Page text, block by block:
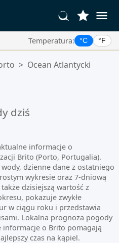
Temperatura: °C °F
> Ocean Atlantycki
dziś
informacje o
Brito (Porto, Portugalia).
dzienne dane z ostatniego
wykresie oraz 7-dniową
dzisiejszą wartość z
pokazuje zwykłe
w ciągu roku i przedstawia
Lokalna prognoza pogody
o Brito pomagają
czas na kąpiel.